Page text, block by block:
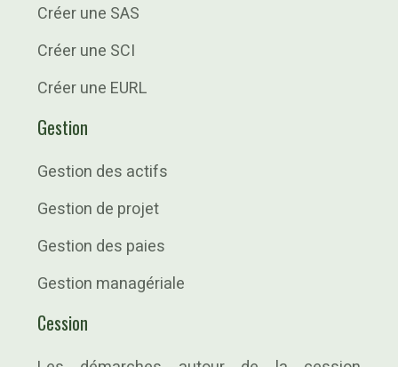
Créer une SAS
Créer une SCI
Créer une EURL
Gestion
Gestion des actifs
Gestion de projet
Gestion des paies
Gestion managériale
Cession